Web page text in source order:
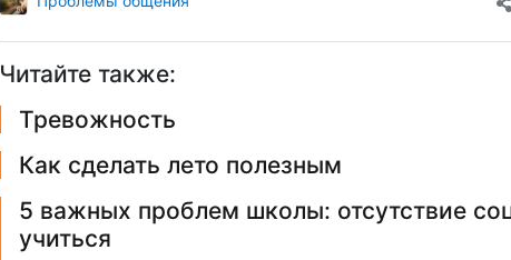
Читайте также:
Тревожность
Как сделать лето полезным
5 важных проблем школы: отсутствие
учиться